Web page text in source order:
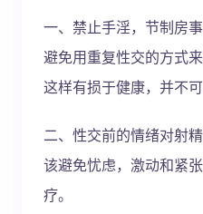
一、禁止手淫，节制房
避免用重复性交的方式
这样有损于健康，并不可
二、性交前的情绪对射
该避免忧虑，激动和紧
疗。